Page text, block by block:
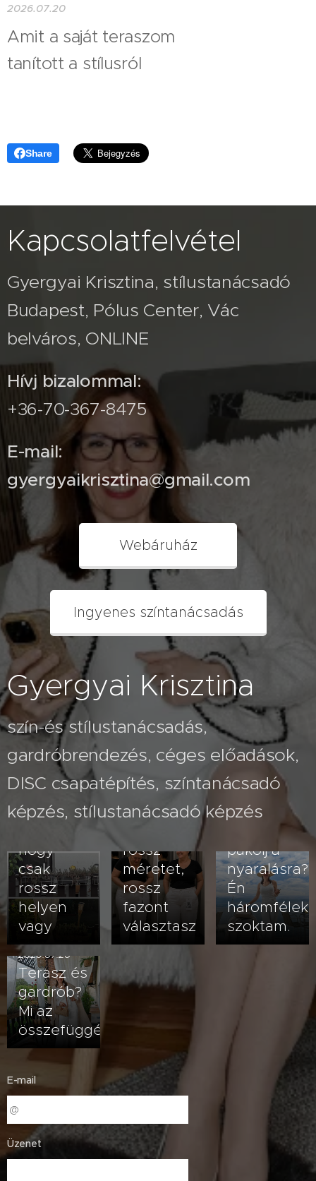
2026.07.20
Amit a saját teraszom
tanított a stílusról
Share
Kapcsolatfelvétel
Gyergyai Krisztina, stílustanácsadó
Budapest, Pólus Center, Vác
belváros, ONLINE
Hívj bizalommal:
+36-70-367-8475
E-mail:
gyergyaikrisztina@gmail.com
Webáruház
Ingyenes színtanácsadás
Gyergyai Krisztina
szín-és stílustanácsadás,
gardróbrendezés, céges előadások,
DISC csapatépítés, színtanácsadó
képzés, stílustanácsadó képzés
2026.08.03
Nem
veled van
hogy
csak
rossz
helyen
vagy
2026.07.26
A fehér
nadrág
kövérít –
rossz
méretet,
rossz
fazont
választasz
2026.07.23
Hogyan
pakolj a
nyaralásra?
Én
szoktam.
2026.07.20
Terasz és
gardrób?
Mi az
összefüggés?
E-mail
Üzenet